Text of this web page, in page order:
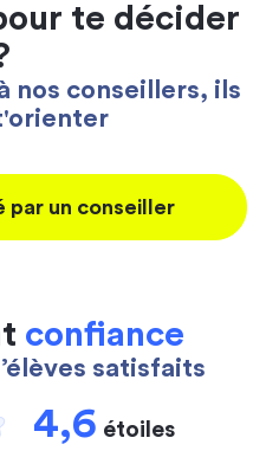
te décider
nos conseillers, ils
par un conseiller
confiance
satisfaits
4,6 étoiles